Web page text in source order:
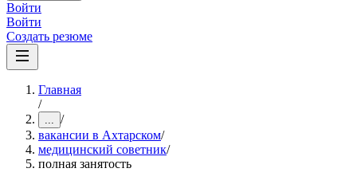
Войти
Войти
Создать резюме
Главная
/
... /
вакансии в Ахтарском/
медицинский советник/
полная занятость